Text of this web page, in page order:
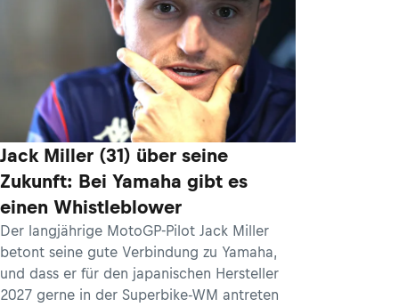
Jack Miller (31) über seine
Zukunft: Bei Yamaha gibt es
einen Whistleblower
Der langjährige MotoGP-Pilot Jack Miller
betont seine gute Verbindung zu Yamaha,
und dass er für den japanischen Hersteller
2027 gerne in der Superbike-WM antreten